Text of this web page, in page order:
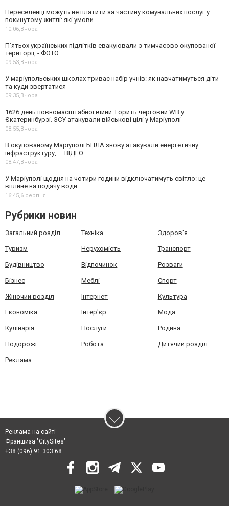
Переселенці можуть не платити за частину комунальних послуг у
покинутому житлі: які умови
10:06,Вчора
П’ятьох українських підлітків евакуювали з тимчасово окупованої
території, - ФОТО
09:53,Вчора
У маріупольських школах триває набір учнів: як навчатимуться діти
та куди звертатися
09:35,Вчора
1626 день повномасштабної війни. Горить черговий WB у
Єкатеринбурзі. ЗСУ атакували військові цілі у Маріуполі
08:55,Вчора
В окупованому Маріуполі БПЛА знову атакували енергетичну
інфраструктуру, — ВІДЕО
08:47,Вчора
У Маріуполі щодня на чотири години відключатимуть світло: це
вплине на подачу води
16:45,6 серпня
Рубрики новин
Загальний розділ Техніка Здоров'я
Туризм Нерухомість Транспорт
Будівництво Відпочинок Розваги
Бізнес Меблі Спорт
Жіночий розділ Інтернет Культура
Економіка Інтер'єр Мода
Кулінарія Послуги Родина
Подорожі Робота Дитячий розділ
Реклама
Реклама на сайті
Франшиза "CitySites"
+38 (096) 91 303 68